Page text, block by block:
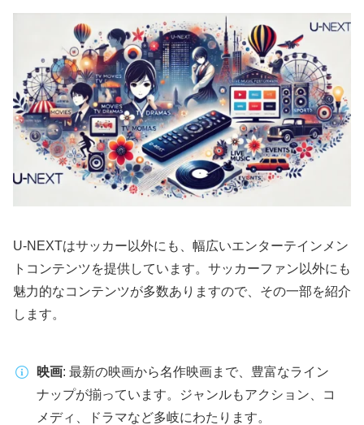
U-NEXTはサッカー以外にも、幅広いエンターテインメン
トコンテンツを提供しています。サッカーファン以外にも
魅力的なコンテンツが多数ありますので、その一部を紹介
します。
映画: 最新の映画から名作映画まで、豊富なライン
ナップが揃っています。ジャンルもアクション、コ
メディ、ドラマなど多岐にわたります。